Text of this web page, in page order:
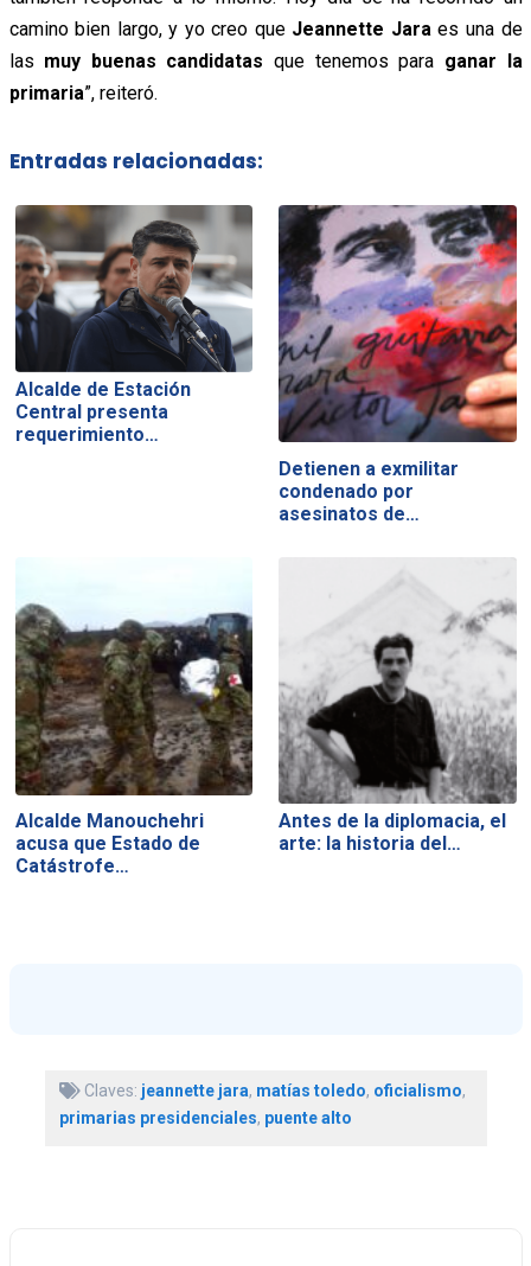
camino bien largo, y yo creo que Jeannette Jara es una de
las muy buenas candidatas que tenemos para ganar la
primaria”, reiteró.
Entradas relacionadas:
Alcalde de Estación
Central presenta
requerimiento…
Detienen a exmilitar
condenado por
asesinatos de…
Alcalde Manouchehri
acusa que Estado de
Catástrofe…
Antes de la diplomacia, el
arte: la historia del…
Claves: jeannette jara, matías toledo, oficialismo,
primarias presidenciales, puente alto